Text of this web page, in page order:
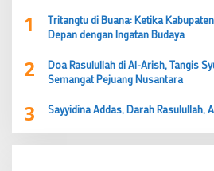
1
Tritangtu di Buana: Ketika
Depan dengan Ingatan Budaya
2
Doa Rasulullah di Al-Arish, Tangis
Semangat Pejuang Nusantara
3 Sayyidina Addas, Darah Rasulullah,